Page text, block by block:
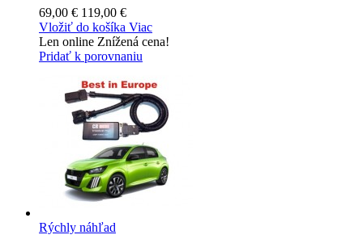
69,00 € 119,00 €
Vložiť do košíka Viac
Len online Znížená cena!
Pridať k porovnaniu
Rýchly náhľad